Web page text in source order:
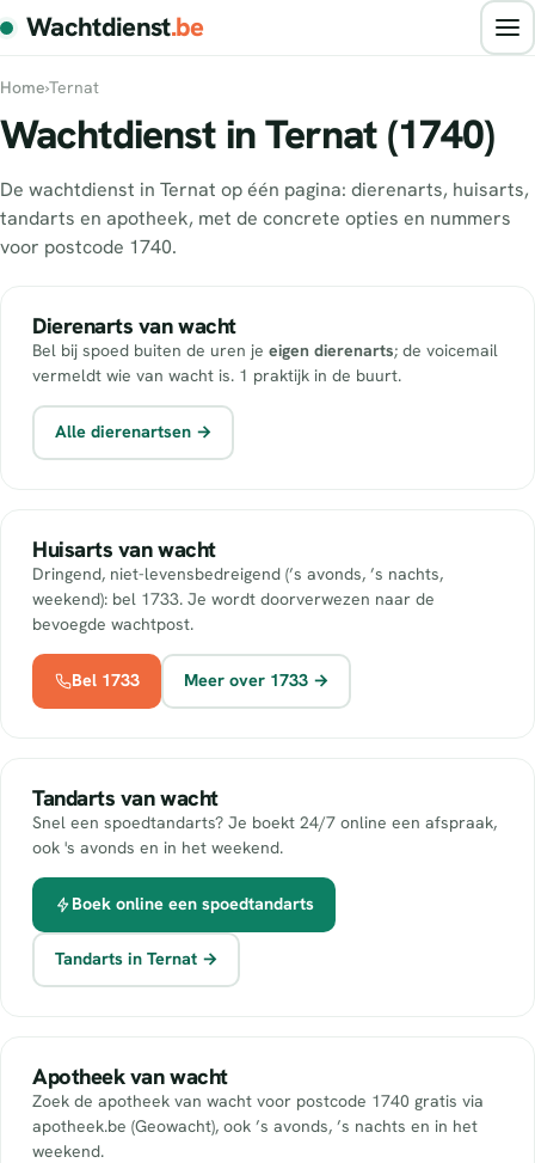
Wachtdienst.be
Home›Ternat
Wachtdienst in Ternat (1740)
De wachtdienst in Ternat op één pagina: dierenarts, huisarts,
tandarts en apotheek, met de concrete opties en nummers
voor postcode 1740.
Dierenarts van wacht
Bel bij spoed buiten de uren je eigen dierenarts; de voicemail
vermeldt wie van wacht is. 1 praktijk in de buurt.
Alle dierenartsen →
Huisarts van wacht
Dringend, niet-levensbedreigend (’s avonds, ’s nachts,
weekend): bel 1733. Je wordt doorverwezen naar de
bevoegde wachtpost.
Bel 1733 Meer over 1733 →
Tandarts van wacht
Snel een spoedtandarts? Je boekt 24/7 online een afspraak,
ook 's avonds en in het weekend.
Boek online een spoedtandarts
Tandarts in Ternat →
Apotheek van wacht
Zoek de apotheek van wacht voor postcode 1740 gratis via
apotheek.be (Geowacht), ook ’s avonds, ’s nachts en in het
weekend.